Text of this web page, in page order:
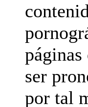
ser
por tal